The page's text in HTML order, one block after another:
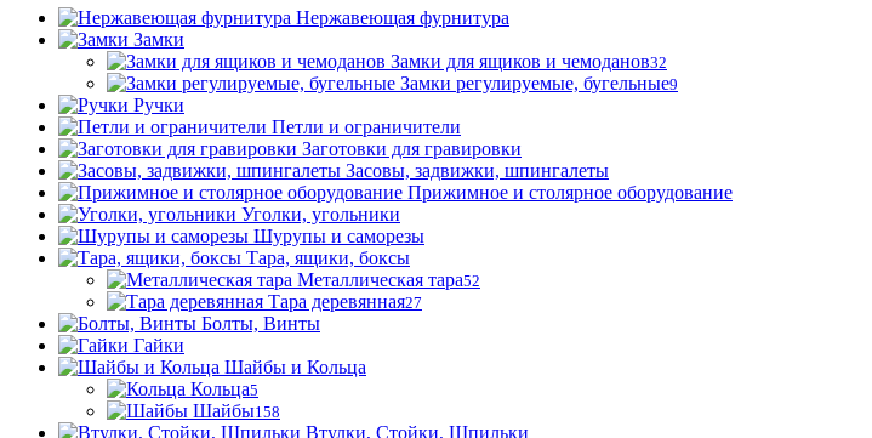
Нержавеющая фурнитура
Замки
Замки для ящиков и чемоданов32
Замки регулируемые, бугельные9
Ручки
Петли и ограничители
Заготовки для гравировки
Засовы, задвижки, шпингалеты
Прижимное и столярное оборудование
Уголки, угольники
Шурупы и саморезы
Тара, ящики, боксы
Металлическая тара52
Тара деревянная27
Болты, Винты
Гайки
Шайбы и Кольца
Кольца5
Шайбы158
Втулки, Стойки, Шпильки